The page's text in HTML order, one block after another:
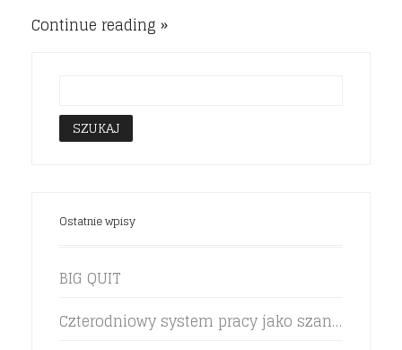
Continue reading
Ostatnie wpisy
BIG QUIT
Czterodniowy system pracy jako szansa na zwiększenie efektywności pracowników